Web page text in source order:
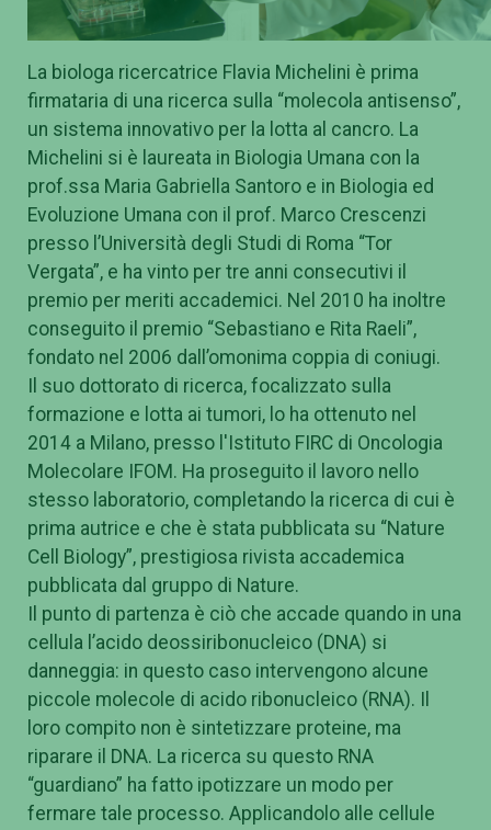
La biologa ricercatrice Flavia Michelini è prima
firmataria di una ricerca sulla “molecola antisenso”,
un sistema innovativo per la lotta al cancro. La
Michelini si è laureata in Biologia Umana con la
prof.ssa Maria Gabriella Santoro e in Biologia ed
Evoluzione Umana con il prof. Marco Crescenzi
presso l’Università degli Studi di Roma “Tor
Vergata”, e ha vinto per tre anni consecutivi il
premio per meriti accademici. Nel 2010 ha inoltre
conseguito il premio “Sebastiano e Rita Raeli”,
fondato nel 2006 dall’omonima coppia di coniugi.
Il suo dottorato di ricerca, focalizzato sulla
formazione e lotta ai tumori, lo ha ottenuto nel
2014 a Milano, presso l'Istituto FIRC di Oncologia
Molecolare IFOM. Ha proseguito il lavoro nello
stesso laboratorio, completando la ricerca di cui è
prima autrice e che è stata pubblicata su “Nature
Cell Biology”, prestigiosa rivista accademica
pubblicata dal gruppo di Nature.
Il punto di partenza è ciò che accade quando in una
cellula l’acido deossiribonucleico (DNA) si
danneggia: in questo caso intervengono alcune
piccole molecole di acido ribonucleico (RNA). Il
loro compito non è sintetizzare proteine, ma
riparare il DNA. La ricerca su questo RNA
“guardiano” ha fatto ipotizzare un modo per
fermare tale processo. Applicandolo alle cellule